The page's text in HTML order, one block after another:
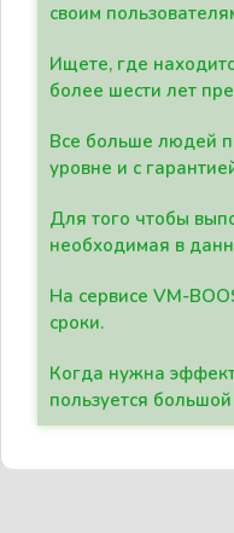
своим
Ищете, где
более шести лет
Все больше людей
уровне и с
Для того чтобы
необходимая в
На сервисе VM-
сроки.
Когда нужна
пользуется